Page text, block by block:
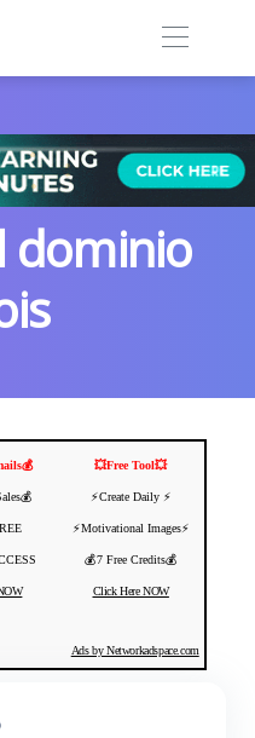
dominio
💥Free Tool💥
⚡️Create Daily ⚡️
⚡️Motivational Images⚡️
💰7 Free Credits💰
Click Here NOW
Ads by Networkadspace.com